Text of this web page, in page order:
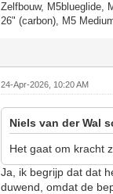
Zelfbouw, M5blueglide,
26" (carbon), M5
24-Apr-2026, 10:20 AM
Niels van der Wal
Het gaat om kracht
Ja, ik begrijp dat dat
duwend, omdat de